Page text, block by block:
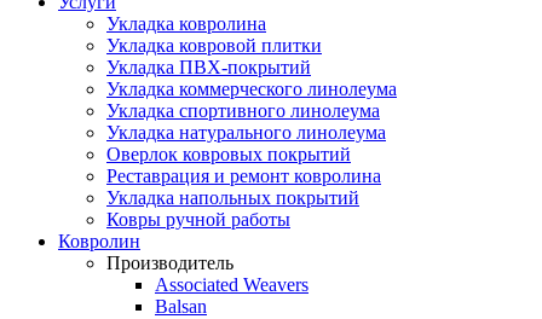
Укладка ковролина
Укладка ковровой плитки
Укладка ПВХ-покрытий
Укладка коммерческого линолеума
Укладка спортивного линолеума
Укладка натурального линолеума
Оверлок ковровых покрытий
Реставрация и ремонт ковролина
Укладка напольных покрытий
Ковры ручной работы
Ковролин
Производитель
Associated Weavers
Balsan